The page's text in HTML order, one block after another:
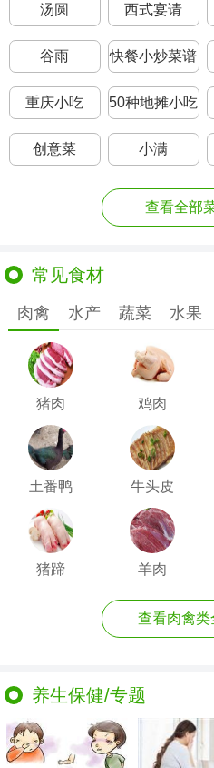
汤圆 西式宴请
谷雨
快餐小炒菜谱
1000大全
重庆小吃 50种地摊小吃
创意菜 小满
查看全部
常见食材
肉禽 水产 蔬菜 水果
猪肉 鸡肉
土番鸭 牛头皮
猪蹄 羊肉
查看肉禽类
养生保健/专题